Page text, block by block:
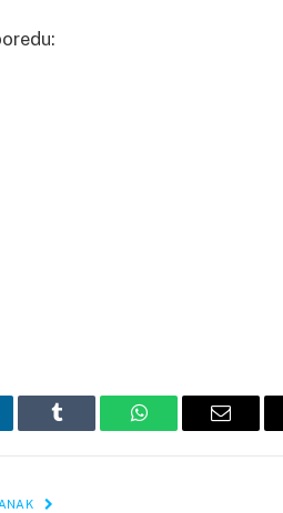
Tumblr WhatsAppEmail